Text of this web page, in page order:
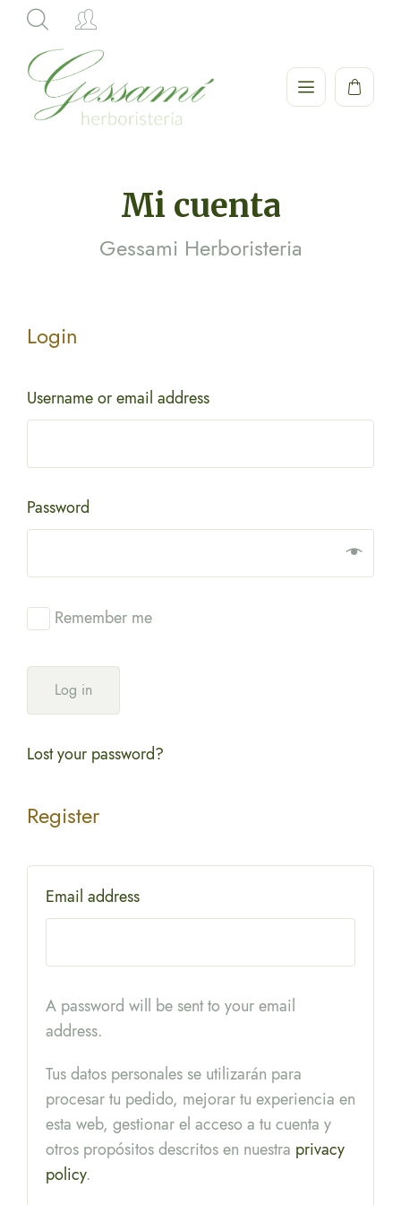
Hi,
Mi cuenta
Gessami Herboristeria
Login
Username or email address
Password
Remember me
Log in
Lost your password?
Register
Email address
A password will be sent to your email
address.
Tus datos personales se utilizarán para
procesar tu pedido, mejorar tu experiencia en
esta web, gestionar el acceso a tu cuenta y
otros propósitos descritos en nuestra privacy
policy.